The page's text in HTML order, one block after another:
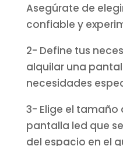
Asegúrate de
confiable y
2- Define tus
alquilar una
necesidades
3- Elige el tamaño
pantalla led que
del espacio en el